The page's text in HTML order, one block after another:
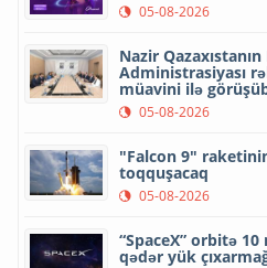
05-08-2026
Nazir
Administrasiyası
müavini ilə
05-08-2026
"Falcon 9"
toqquşacaq
05-08-2026
“SpaceX” orbitə
qədər yük